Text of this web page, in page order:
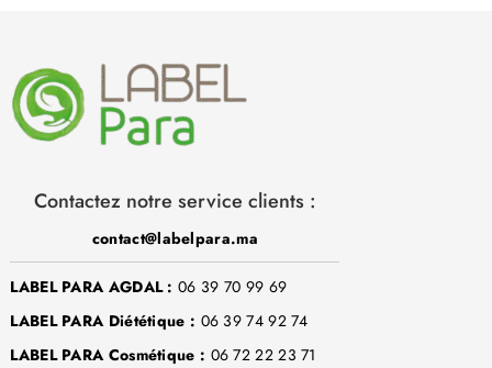
Contactez notre service clients :
contact@labelpara.ma
LABEL PARA AGDAL : 06 39 70 99 69
LABEL PARA Diététique : 06 39 74 92 74
LABEL PARA Cosmétique : 06 72 22 23 71